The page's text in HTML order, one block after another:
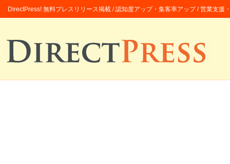
DirectPress! 無料プレスリリース掲載 / 認知度アップ・集客率アップ / 営業支援